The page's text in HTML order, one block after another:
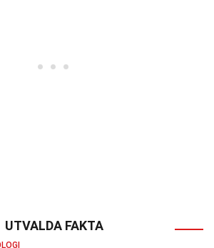
UTVALDA FAKTA